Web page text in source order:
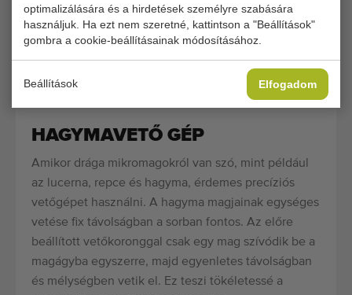
optimalizálására és a hirdetések személyre szabására
használjuk. Ha ezt nem szeretné, kattintson a "Beállítások"
gombra a cookie-beállításainak módosításához.
Beállítások Elfogadom
vetőkorongokat kicserélhetik, így ugyanazon
precíziós vetőgépet használhatják különböző
zöldségek és/vagy virágok vetésére. Ha a kívánt
vetőkorongok nem tartoznak a pneumatikus
vetőgéphez, külön megrendelhetők.
HAGYMAVETŐ GÉP
Amikor drága mikromagokról van szó, mint például
az lucerna, repce és hagyma, érdemes precíziós
vetőgépet használni. A hagyma magjainak egységes
vetése fix távolságban a sorban fontos. Az előre
beállított vetőkoronggal csak egy mag szívódik be a
magágyba egyszerre, majd egyenletes távolságban
és mélységben vetik el. Ez teszi tökéletessé a